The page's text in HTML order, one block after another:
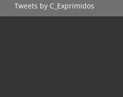
Tweets by C_Exprimidos